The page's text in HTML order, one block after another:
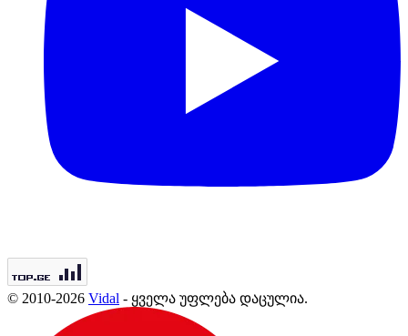
© 2010-2026 Vidal - ყველა უფლება დაცულია.